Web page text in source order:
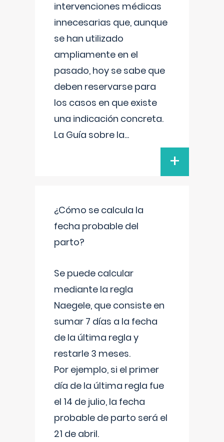
intervenciones médicas
innecesarias que, aunque
se han utilizado
ampliamente en el
pasado, hoy se sabe que
deben reservarse para
los casos en que existe
una indicación concreta.
La Guía sobre la...
+
¿Cómo se calcula la
fecha probable del
parto?
Se puede calcular
mediante la regla
Naegele, que consiste en
sumar 7 días a la fecha
de la última regla y
restarle 3 meses.
Por ejemplo, si el primer
día de la última regla fue
el 14 de julio, la fecha
probable de parto será el
21 de abril.